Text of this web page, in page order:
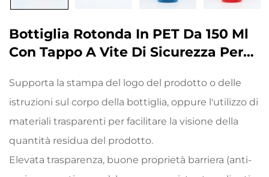
Bottiglia Rotonda In PET Da 150 Ml
Con Tappo A Vite Di Sicurezza Per
Ambra Per Immagazzinaggio Di
Pillole E Capsule Medicinali
Supporta la stampa del logo del prodotto o delle
istruzioni sul corpo della bottiglia, oppure l'utilizzo di
materiali trasparenti per facilitare la visione della
quantità residua del prodotto.
Elevata trasparenza, buone proprietà barriera (anti-